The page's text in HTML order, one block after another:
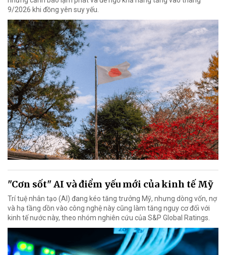
9/2026 khi đồng yên suy yếu.
"Cơn sốt" AI và điểm yếu mới của kinh tế Mỹ
Trí tuệ nhân tạo (AI) đang kéo tăng trưởng Mỹ, nhưng dòng vốn, nợ
và hạ tầng dồn vào công nghệ này cũng làm tăng nguy cơ đối với
kinh tế nước này, theo nhóm nghiên cứu của S&P Global Ratings.